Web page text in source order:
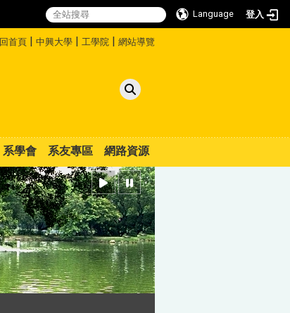
Language 登入
回首頁 | 中興大學 | 工學院 | 網站導覽
系學會 系友專區 網路資源